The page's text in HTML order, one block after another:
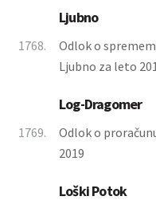
Ljubno
1768.
Odlok o
Ljubno za leto
Log-Dragomer
1769.
Odlok o
2019
Loški Potok